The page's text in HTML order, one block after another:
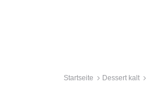
Startseite Dessert kalt